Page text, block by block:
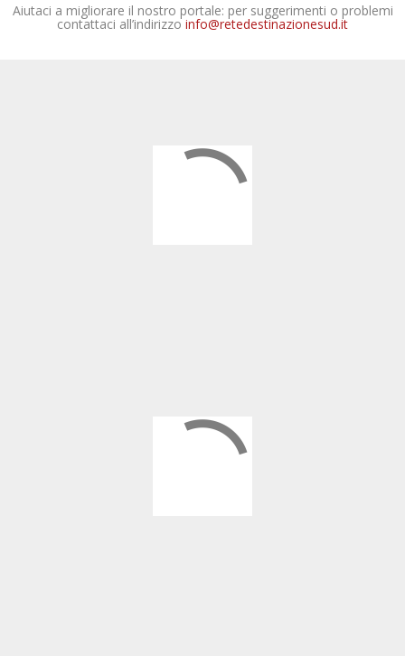
Aiutaci a migliorare il nostro portale: per suggerimenti o problemi
contattaci all’indirizzo info@retedestinazionesud.it